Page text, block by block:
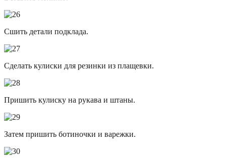
Сшить детали подклада.
Сделать кулиски для резинки из плащевки.
Пришить кулиску на рукава и штаны.
Затем пришить ботиночки и варежки.